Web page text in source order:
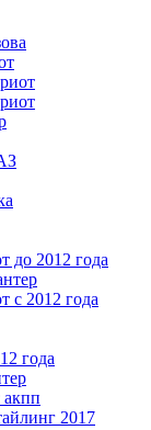
до 2012 года
с 2012 года
года
акпп
2017